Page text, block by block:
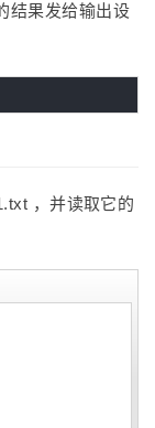
结果发给输出设
，并读取它的